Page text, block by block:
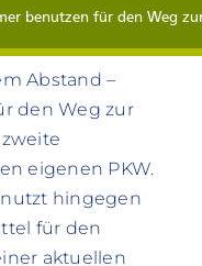
Abstand –
den Weg zur
eigenen PKW.
hingegen
für den
aktuellen